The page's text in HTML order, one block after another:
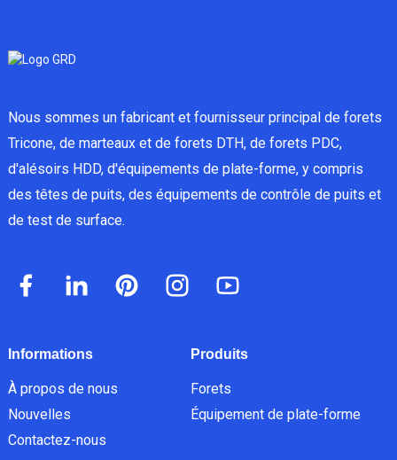
Nous sommes un fabricant et fournisseur principal de forets
Tricone, de marteaux et de forets DTH, de forets PDC,
d'alésoirs HDD, d'équipements de plate-forme, y compris
des têtes de puits, des équipements de contrôle de puits et
de test de surface.
Informations
À propos de nous
Nouvelles
Contactez-nous
Produits
Forets
Équipement de plate-forme